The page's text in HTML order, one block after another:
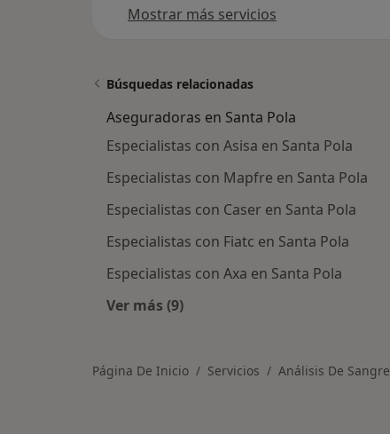
Mostrar más servicios
Búsquedas relacionadas
Aseguradoras en Santa Pola
Especialistas con Asisa en Santa Pola
Especialistas con Mapfre en Santa Pola
Especialistas con Caser en Santa Pola
Especialistas con Fiatc en Santa Pola
Especialistas con Axa en Santa Pola
Ver más (9)
Página De Inicio Servicios Análisis De Sangre